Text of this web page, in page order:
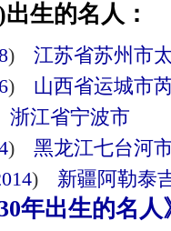
生的名人：
) 江苏省苏州市
) 山西省运城市
浙江省宁波市
) 黑龙江七台河
) 新疆阿勒泰
年出生的名人